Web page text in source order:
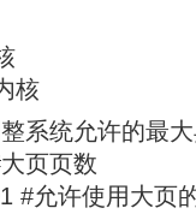
核
系统允许的最
页页数
#允许使用大页